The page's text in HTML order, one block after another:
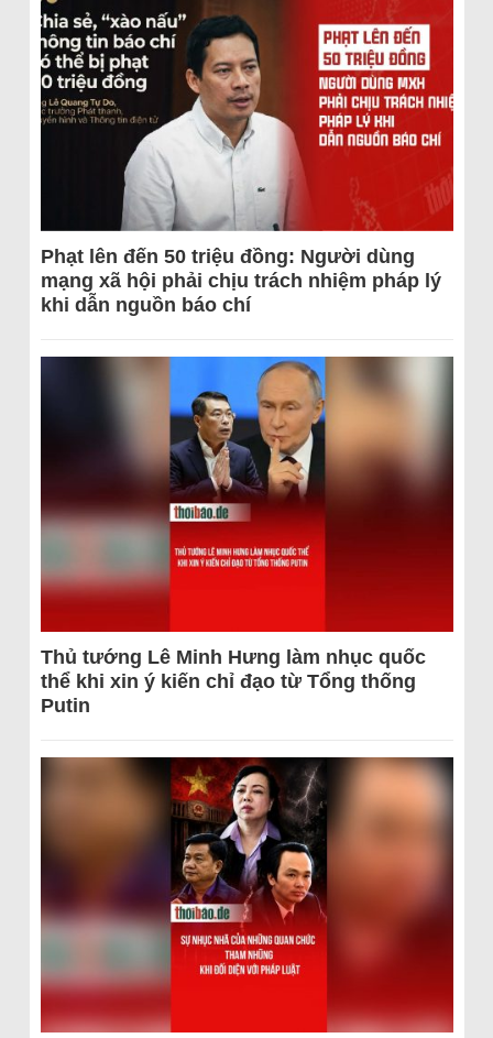
Phạt lên đến 50 triệu đồng: Người dùng
mạng xã hội phải chịu trách nhiệm pháp lý
khi dẫn nguồn báo chí
Thủ tướng Lê Minh Hưng làm nhục quốc
thể khi xin ý kiến chỉ đạo từ Tổng thống
Putin